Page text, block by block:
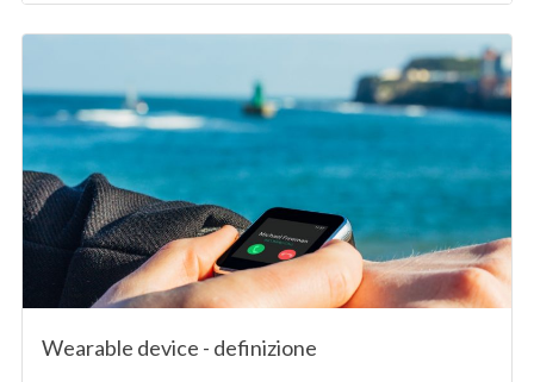
Wearable device - definizione